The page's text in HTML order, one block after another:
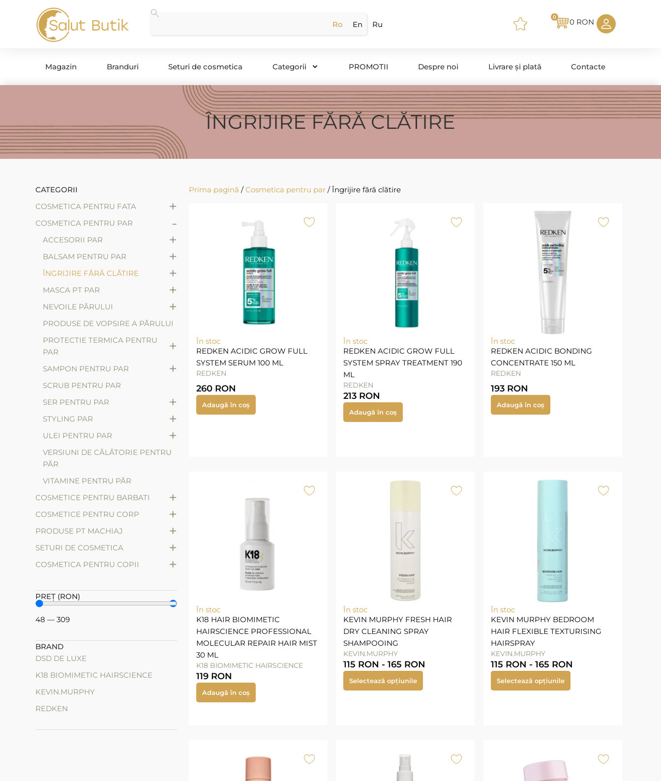
Ro En Ru 0 RON
0
Magazin Branduri Seturi de cosmetica Categorii PROMOTII Despre noi Livrare și plată Contacte
ÎNGRIJIRE FĂRĂ CLĂTIRE
CATEGORII
COSMETICA PENTRU FATA
+
COSMETICA PENTRU PAR -
ACCESORII PAR +
BALSAM PENTRU PAR +
ÎNGRIJIRE FĂRĂ CLĂTIRE +
MASCA PT PAR +
NEVOILE PĂRULUI +
PRODUSE DE VOPSIRE A PĂRULUI
PROTECTIE TERMICA PENTRU
PAR
+
SAMPON PENTRU PAR +
SCRUB PENTRU PAR
SER PENTRU PAR
+
STYLING PAR +
ULEI PENTRU PAR +
VERSIUNI DE CĂLĂTORIE PENTRU
PĂR
VITAMINE PENTRU PĂR
COSMETICE PENTRU BARBATI
+
COSMETICE PENTRU CORP +
PRODUSE PT MACHIAJ +
SETURI DE COSMETICA +
СOSMETICA PENTRU COPII +
PREȚ (RON)
48 — 309
BRAND
DSD DE LUXE
K18 BIOMIMETIC HAIRSCIENCE
KEVIN.MURPHY
REDKEN
Prima pagină /Cosmetica pentru par / Îngrijire fără clătire
În stoc
REDKEN ACIDIC GROW FULL
SYSTEM SERUM 100 ML
REDKEN
260 RON
Adaugă în coș
În stoc
REDKEN ACIDIC GROW FULL
SYSTEM SPRAY TREATMENT 190
ML
REDKEN
213 RON
Adaugă în coș
În stoc
REDKEN ACIDIC BONDING
CONCENTRATE 150 ML
REDKEN
193 RON
Adaugă în coș
În stoc
K18 HAIR BIOMIMETIC
HAIRSCIENCE PROFESSIONAL
MOLECULAR REPAIR HAIR MIST
30 ML
K18 BIOMIMETIC HAIRSCIENCE
119 RON
Adaugă în coș
În stoc
KEVIN MURPHY FRESH HAIR
DRY CLEANING SPRAY
SHAMPOOING
KEVIN.MURPHY
115 RON -165 RON
Selectează opțiunile
În stoc
KEVIN MURPHY BEDROOM
HAIR FLEXIBLE TEXTURISING
HAIRSPRAY
KEVIN.MURPHY
115 RON - 165 RON
Selectează opțiunile